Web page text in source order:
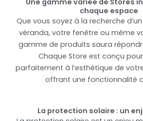
chaque espace
Que vous soyez à la recherche
véranda, votre fenêtre ou même
gamme de produits saura
Chaque Store est conçu
parfaitement à l’esthétique de
offrant une fonctionnalité
La protection solaire : un